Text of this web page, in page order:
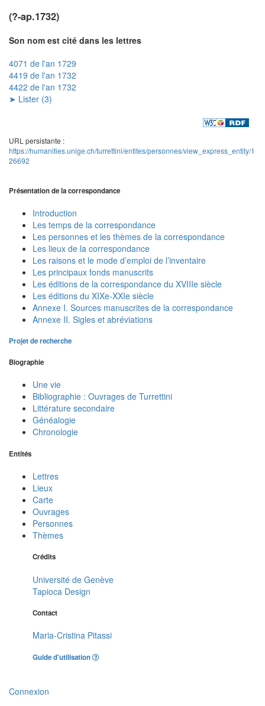
(?-ap.1732)
Son nom est cité dans les lettres
4071 de l'an 1729
4419 de l'an 1732
4422 de l'an 1732
➤ Lister (3)
URL persistante :
https://humanities.unige.ch/turrettini/entites/personnes/view_express_entity/1
26692
Présentation de la correspondance
Introduction
Les temps de la correspondance
Les personnes et les thèmes de la correspondance
Les lieux de la correspondance
Les raisons et le mode d’emploi de l’inventaire
Les principaux fonds manuscrits
Les éditions de la correspondance du XVIIIe siècle
Les éditions du XIXe-XXIe siècle
Annexe I. Sources manuscrites de la correspondance
Annexe II. Sigles et abréviations
Projet de recherche
Biographie
Une vie
Bibliographie : Ouvrages de Turrettini
Littérature secondaire
Généalogie
Chronologie
Entités
Lettres
Lieux
Carte
Ouvrages
Personnes
Thèmes
Crédits
Université de Genève
Tapioca Design
Contact
Maria-Cristina Pitassi
Guide d'utilisation
Connexion